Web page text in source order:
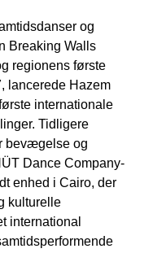
og
Breaking Walls
regionens første
lancerede Hazem
internationale
Tidligere
bevægelse og
Dance Company-
enhed i Cairo, der
kulturelle
international